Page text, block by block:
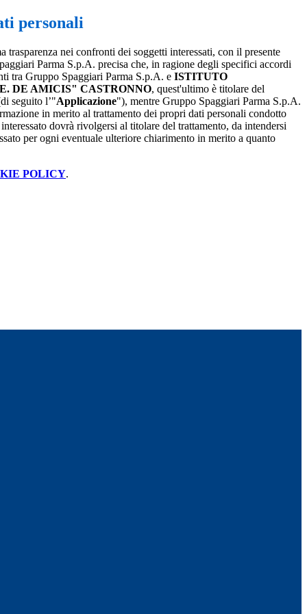
personali
trasparenza nei confronti dei soggetti interessati, con il presente
Parma S.p.A. precisa che, in ragione degli specifici accordi
tra Gruppo Spaggiari Parma S.p.A. e ISTITUTO
DE AMICIS" CASTRONNO, quest'ultimo è titolare del
seguito l’"Applicazione"), mentre Gruppo Spaggiari Parma S.p.A.
in merito al trattamento dei propri dati personali condotto
dovrà rivolgersi al titolare del trattamento, da intendersi
per ogni eventuale ulteriore chiarimento in merito a quanto
POLICY.